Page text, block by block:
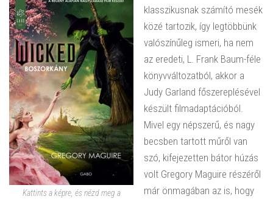
Kattints a képre, és nézd meg a
klasszikusnak számító mesék
közé tartozik, így legtöbbünk
valószínűleg ismeri, ha nem
az eredeti, L. Frank Baum-féle
könyvváltozatból, akkor a
Judy Garland főszereplésével
készült filmadaptációból.
Mivel egy népszerű, és nagy
becsben tartott műről van
szó, kifejezetten bátor húzás
volt Gregory Maguire részéről
már önmagában az is, hogy